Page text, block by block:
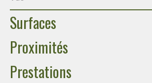
Surfaces
Proximités
Prestations